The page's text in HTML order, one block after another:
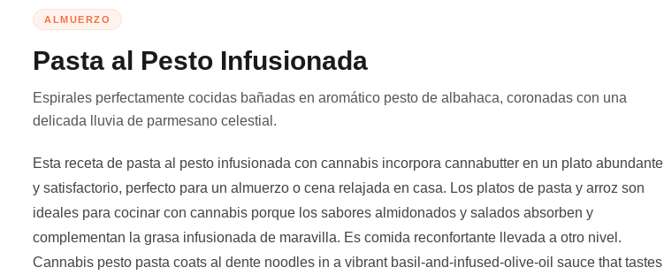
ALMUERZO
Pasta al Pesto Infusionada
Espirales perfectamente cocidas bañadas en aromático pesto de albahaca, coronadas con una
delicada lluvia de parmesano celestial.
Esta receta de pasta al pesto infusionada con cannabis incorpora cannabutter en un plato abundante
y satisfactorio, perfecto para un almuerzo o cena relajada en casa. Los platos de pasta y arroz son
ideales para cocinar con cannabis porque los sabores almidonados y salados absorben y
complementan la grasa infusionada de maravilla. Es comida reconfortante llevada a otro nivel.
Cannabis pesto pasta coats al dente noodles in a vibrant basil-and-infused-olive-oil sauce that tastes